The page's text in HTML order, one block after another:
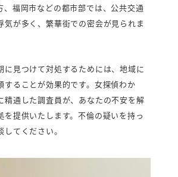
、福岡市などの都市部では、公共交通
気が多く、繁華街での密会が見られま
に見つけて対処するためには、地域に
することが効果的です。女探偵わか
精通した調査員が、あなたの不安を解
を提供いたします。不倫の疑いを持っ
てください。